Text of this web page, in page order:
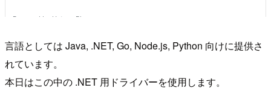
言語としては Java, .NET, Go, Node.js, Python 向けに提供さ
れています。
本日はこの中の .NET 用ドライバーを使用します。